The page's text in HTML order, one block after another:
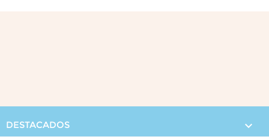
DESTACADOS 